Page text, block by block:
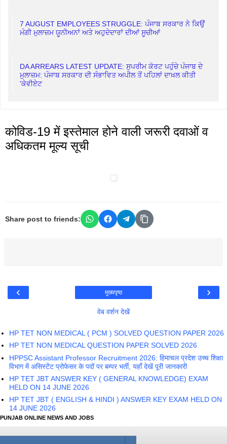
7 AUGUST EMPLOYEES STRUGGLE: ਪੰਜਾਬ ਸਰਕਾਰ ਨੇ ਕਿਉਂ
ਮੰਗੀ ਮੁਲਾਜ਼ਮ ਯੂਨੀਅਨਾਂ ਅਤੇ ਅਹੁਦੇਦਾਰਾਂ ਦੀਆਂ ਸੂਚੀਆਂ
DA ARREARS LATEST UPDATE: ਸੁਪਰੀਮ ਕੋਰਟ ਪਹੁੰਚੇ ਪੰਜਾਬ ਦੇ
ਮੁਲਾਜ਼ਮ: ਪੰਜਾਬ ਸਰਕਾਰ ਦੀ ਸੰਭਾਵਿਤ ਅਪੀਲ ਤੋਂ ਪਹਿਲਾਂ ਦਾਖ਼ਲ ਕੀਤੀ
'ਕੇਵੀਏਟ
कोविड-19 में इस्तेमाल होने वाली जरूरी दवाओं व
अधिकतम मूल्य सूची
Share post to friends:
‹ ›
मुख्यपृष्ठ
वेब वर्शन देखें
HP TET NON MEDICAL ( PCM ) SOLVED QUESTION PAPER 2026
HP TET NON MEDICAL QUESTION PAPER SOLVED 2026
HPPSC Assistant Professor Recruitment 2026: हिमाचल प्रदेश उच्च शिक्षा
विभाग में असिस्टेंट प्रोफेसर के पदों पर बम्पर भर्ती, यहाँ देखें पूरी जानकारी
HP TET JBT ANSWER KEY ( GENERAL KNOWLEDGE) EXAM
HELD ON 14 JUNE 2026
HP TET JBT ( ENGLISH & HINDI ) ANSWER KEY EXAM HELD ON
14 JUNE 2026
PUNJAB ONLINE NEWS AND JOBS